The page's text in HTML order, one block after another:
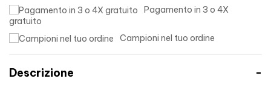
Pagamento in 3 o 4X
gratuito
Campioni nel tuo ordine
Descrizione